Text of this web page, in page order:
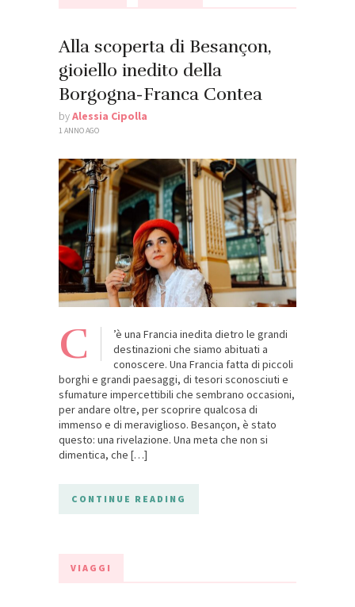
Alla scoperta di Besançon,
gioiello inedito della
Borgogna-Franca Contea
byAlessia Cipolla
1 ANNO AGO
C
’è una Francia inedita dietro le grandi
destinazioni che siamo abituati a
conoscere. Una Francia fatta di piccoli
borghi e grandi paesaggi, di tesori sconosciuti e
sfumature impercettibili che sembrano occasioni,
per andare oltre, per scoprire qualcosa di
immenso e di meraviglioso. Besançon, è stato
questo: una rivelazione. Una meta che non si
dimentica, che […]
CONTINUE READING
VIAGGI